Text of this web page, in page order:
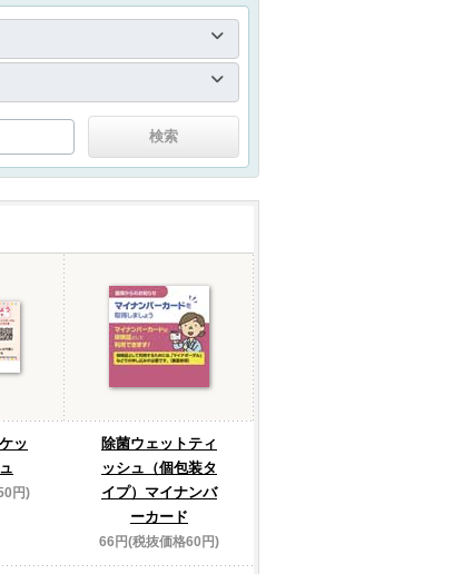
ッ
円)
除菌ウェットティ
ッシュ（個包装タ
イプ）マイナンバ
ーカード
66円(税抜価格60円)